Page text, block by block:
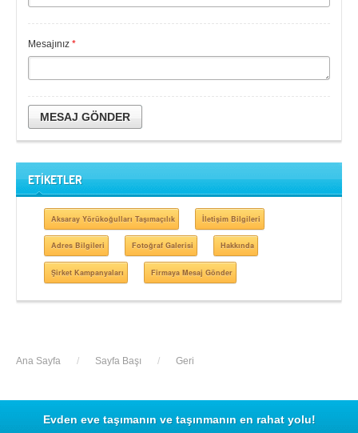
Mesajınız *
MESAJ GÖNDER
ETİKETLER
Aksaray Yörükoğulları Taşımaçılık İletişim Bilgileri
Adres Bilgileri Fotoğraf Galerisi Hakkında
Şirket Kampanyaları Firmaya Mesaj Gönder
Ana Sayfa / Sayfa Başı / Geri
Evden eve taşımanın ve taşınmanın en rahat yolu!